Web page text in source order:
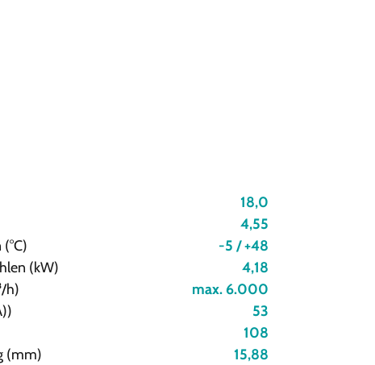
18,0
4,55
-5 / +48
(kW)
4,18
h)
max. 6.000
53
108
(mm)
15,88